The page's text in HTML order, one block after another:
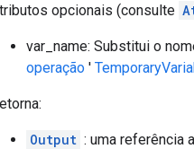
opcionais (consulte
var_name: Substitui o
operação '
Output : uma referência